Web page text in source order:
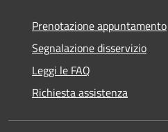
Prenotazione appuntamento
Segnalazione disservizio
Leggi le FAQ
Richiesta assistenza